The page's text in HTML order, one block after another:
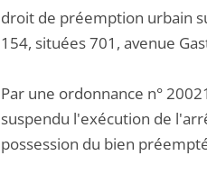
droit de préemption urbain
154, situées 701, avenue
Par une ordonnance n°
suspendu l'exécution de
possession du bien